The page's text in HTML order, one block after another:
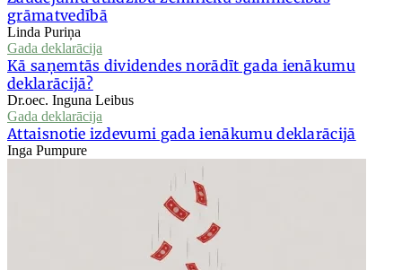
grāmatvedībā
Linda Puriņa
Gada deklarācija
Kā saņemtās dividendes norādīt gada ienākumu
deklarācijā?
Dr.oec. Inguna Leibus
Gada deklarācija
Attaisnotie izdevumi gada ienākumu deklarācijā
Inga Pumpure